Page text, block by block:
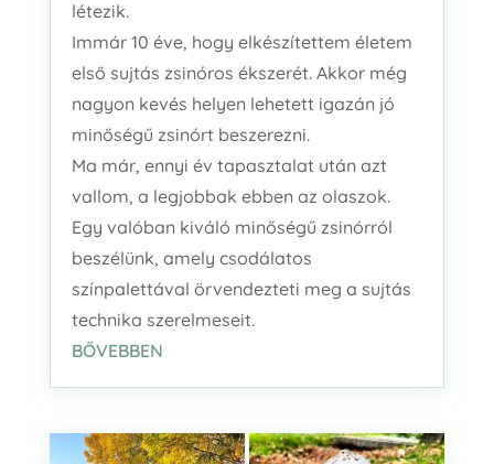
létezik.
Immár 10 éve, hogy elkészítettem életem
első sujtás zsinóros ékszerét. Akkor még
nagyon kevés helyen lehetett igazán jó
minőségű zsinórt beszerezni.
Ma már, ennyi év tapasztalat után azt
vallom, a legjobbak ebben az olaszok.
Egy valóban kiváló minőségű zsinórról
beszélünk, amely csodálatos
színpalettával örvendezteti meg a sujtás
technika szerelmeseit.
BŐVEBBEN